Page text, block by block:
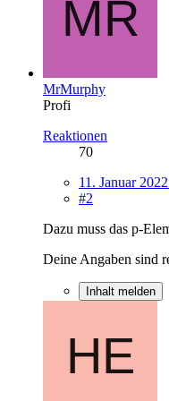
MrMurphy
Profi
Reaktionen
70
11. Januar
#2
Dazu muss das p-
Deine Angaben sind
Inhalt melden